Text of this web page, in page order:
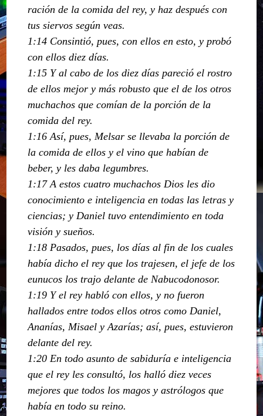
ración de la comida del rey, y haz después con
tus siervos según veas.
1:14 Consintió, pues, con ellos en esto, y probó
con ellos diez días.
1:15 Y al cabo de los diez días pareció el rostro
de ellos mejor y más robusto que el de los otros
muchachos que comían de la porción de la
comida del rey.
1:16 Así, pues, Melsar se llevaba la porción de
la comida de ellos y el vino que habían de
beber, y les daba legumbres.
1:17 A estos cuatro muchachos Dios les dio
conocimiento e inteligencia en todas las letras y
ciencias; y Daniel tuvo entendimiento en toda
visión y sueños.
1:18 Pasados, pues, los días al fin de los cuales
había dicho el rey que los trajesen, el jefe de los
eunucos los trajo delante de Nabucodonosor.
1:19 Y el rey habló con ellos, y no fueron
hallados entre todos ellos otros como Daniel,
Ananías, Misael y Azarías; así, pues, estuvieron
delante del rey.
1:20 En todo asunto de sabiduría e inteligencia
que el rey les consultó, los halló diez veces
mejores que todos los magos y astrólogos que
había en todo su reino.